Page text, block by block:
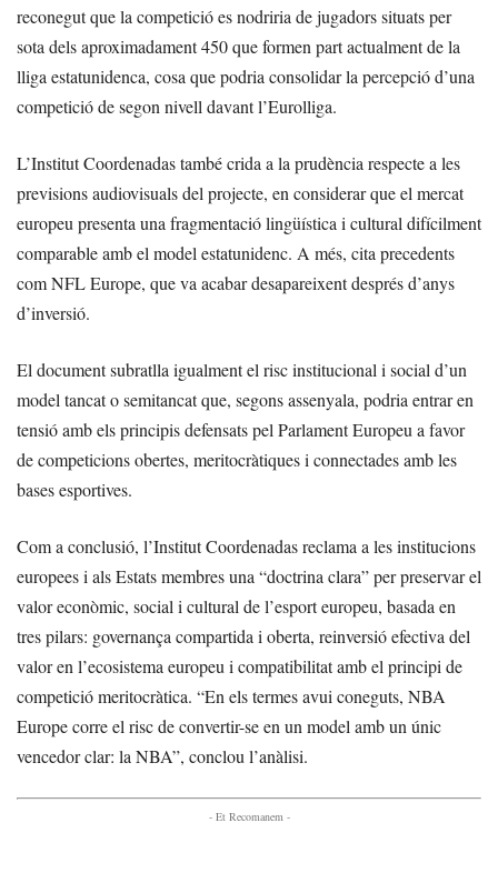
reconegut que la competició es nodriria de jugadors situats per
sota dels aproximadament 450 que formen part actualment de la
lliga estatunidenca, cosa que podria consolidar la percepció d’una
competició de segon nivell davant l’Eurolliga.
L’Institut Coordenadas també crida a la prudència respecte a les
previsions audiovisuals del projecte, en considerar que el mercat
europeu presenta una fragmentació lingüística i cultural difícilment
comparable amb el model estatunidenc. A més, cita precedents
com NFL Europe, que va acabar desapareixent després d’anys
d’inversió.
El document subratlla igualment el risc institucional i social d’un
model tancat o semitancat que, segons assenyala, podria entrar en
tensió amb els principis defensats pel Parlament Europeu a favor
de competicions obertes, meritocràtiques i connectades amb les
bases esportives.
Com a conclusió, l’Institut Coordenadas reclama a les institucions
europees i als Estats membres una “doctrina clara” per preservar el
valor econòmic, social i cultural de l’esport europeu, basada en
tres pilars: governança compartida i oberta, reinversió efectiva del
valor en l’ecosistema europeu i compatibilitat amb el principi de
competició meritocràtica. “En els termes avui coneguts, NBA
Europe corre el risc de convertir-se en un model amb un únic
vencedor clar: la NBA”, conclou l’anàlisi.
- Et Recomanem -